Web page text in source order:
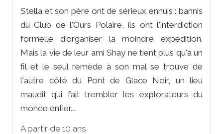
Stella et son père ont de sérieux ennuis : bannis
du Club de l'Ours Polaire, ils ont l'interdiction
formelle d'organiser la moindre expédition.
Mais la vie de leur ami Shay ne tient plus qu'à un
fil et le seul remède à son mal se trouve de
l'autre côté du Pont de Glace Noir, un lieu
maudit qui fait trembler les explorateurs du
monde entier...
A partir de 10 ans